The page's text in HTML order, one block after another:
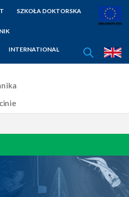
SZKOŁA DOKTORSKA
INTERNATIONALSZUKAJ